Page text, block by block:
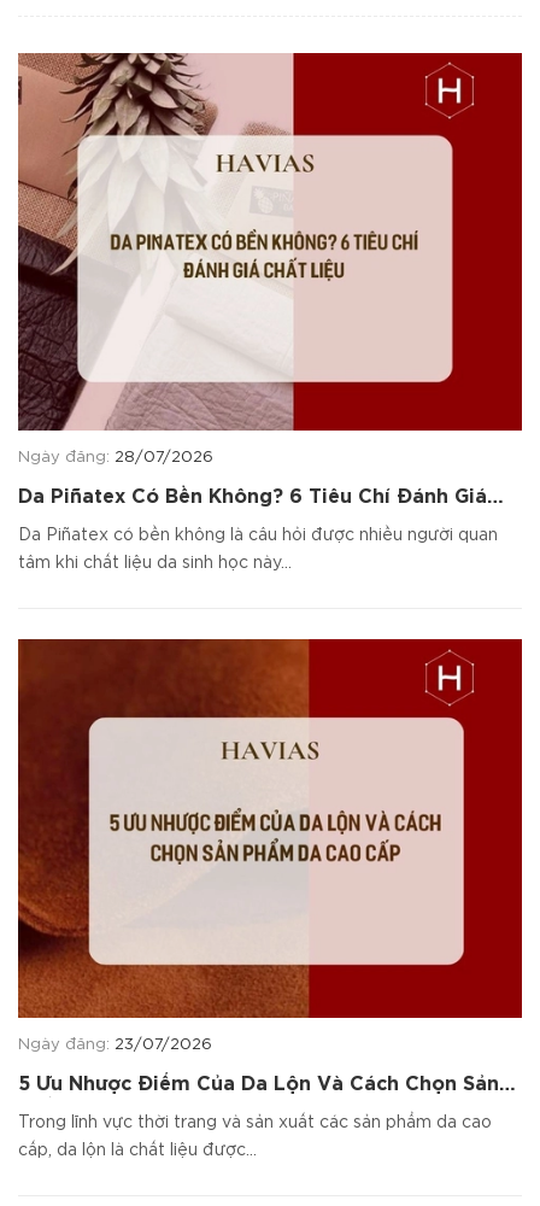
Ngày đăng: 28/07/2026
Da Piñatex Có Bền Không? 6 Tiêu Chí Đánh Giá
Chất Liệu
Da Piñatex có bền không là câu hỏi được nhiều người quan
tâm khi chất liệu da sinh học này...
Ngày đăng: 23/07/2026
5 Ưu Nhược Điểm Của Da Lộn Và Cách Chọn Sản
Trong lĩnh vực thời trang và sản xuất các sản phẩm da cao
cấp, da lộn là chất liệu được...